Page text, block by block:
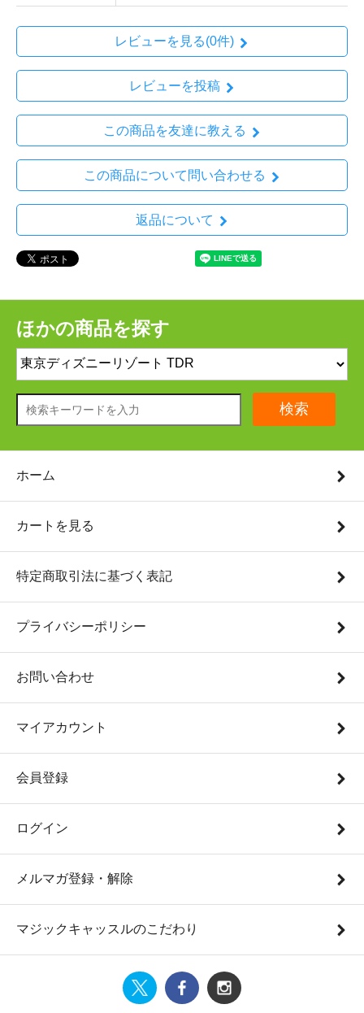
レビューを見る(0件)
レビューを投稿
この商品を友達に教える
この商品について問い合わせる
返品について
ほかの商品を探す
検索
ホーム
カートを見る
特定商取引法に基づく表記
プライバシーポリシー
お問い合わせ
マイアカウント
会員登録
ログイン
メルマガ登録・解除
マジックキャッスルのこだわり